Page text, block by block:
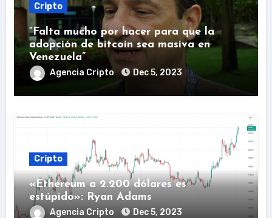
Cripto
“Falta mucho por hacer para que la
adopción de bitcoin sea masiva en
Venezuela”
Agencia Cripto Dec 5, 2023
Cripto
«Ethereum a 2.200 dólares es
estúpido»: Ryan Adams
Agencia Cripto Dec 5, 2023